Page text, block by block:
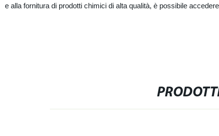
e alla fornitura di prodotti chimici di alta qualità, è possibile